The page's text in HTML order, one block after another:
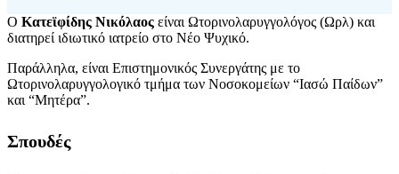
Ο Κατεϊφίδης Νικόλαος είναι Ωτορινολαρυγγολόγος (Ωρλ) και
διατηρεί ιδιωτικό ιατρείο στο Νέο Ψυχικό.
Παράλληλα, είναι Επιστημονικός Συνεργάτης με το
Ωτορινολαρυγγολογικό τμήμα των Νοσοκομείων “Ιασώ Παίδων”
και “Μητέρα”.
Σπουδές